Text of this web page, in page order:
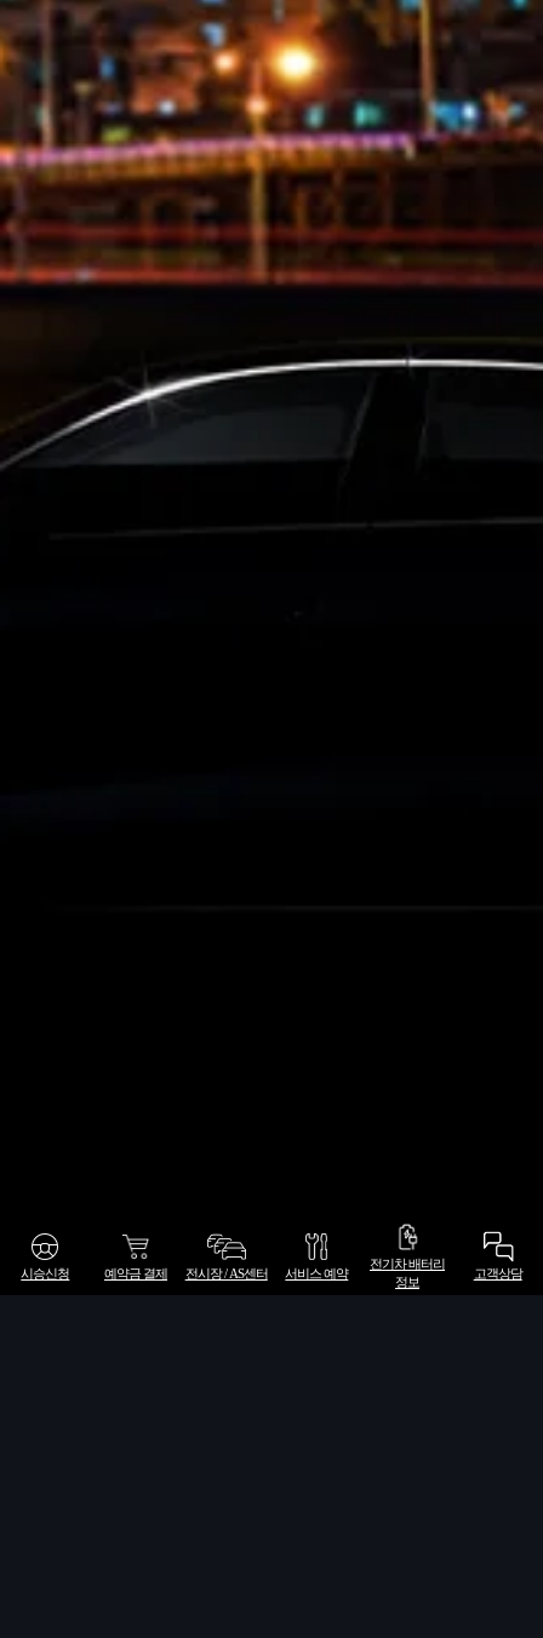
시승신청 예약금 결제 전시장 / AS센터 서비스 예약
전기차 배터리
정보
고객상담